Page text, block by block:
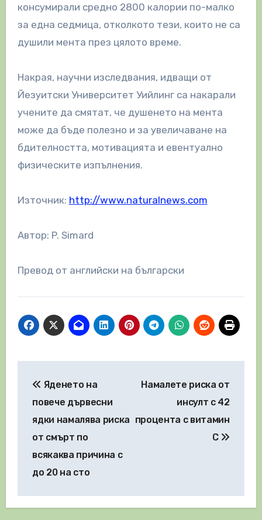
консумирали средно 2800 калории по-малко
за една седмица, отколкото тези, които не са
душили мента през цялото време.
Накрая, научни изследвания, идващи от
Йезуитски Университет Уийлинг са накарали
учените да смятат, че душенето на мента
може да бъде полезно и за увеличаване на
бдителността, мотивацията и евентуално
физическите изпълнения.
Източник: http://www.naturalnews.com
Автор: P. Simard
Превод от английски на български
Яденето на
повече дървесни
ядки намалява риска
от смърт по
всякаква причина с
до 20 на сто
Намалете риска от
инсулт с 42
процента с витамин
C